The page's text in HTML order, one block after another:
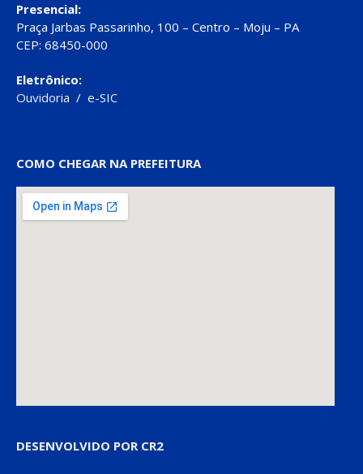
Presencial:
Praça Jarbas Passarinho, 100 – Centro – Moju – PA
CEP: 68450-000
Eletrônico:
Ouvidoria / e-SIC
COMO CHEGAR NA PREFEITURA
DESENVOLVIDO POR CR2